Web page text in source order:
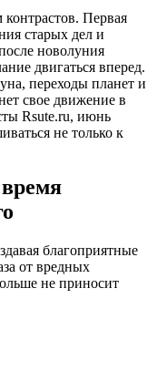
Первая
старых дел и
новолуния
двигаться вперед.
переходы планет и
свое движение в
Rsute.ru, июнь
не только к
благоприятные
от вредных
не приносит